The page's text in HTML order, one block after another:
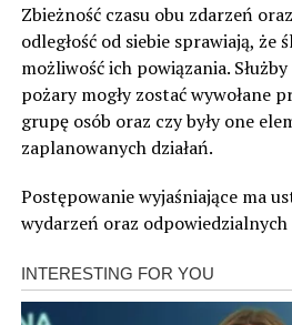
Zbieżność czasu obu zdarzeń
odległość od siebie sprawiają, że
możliwość ich powiązania.
pożary mogły zostać wywołane
grupę osób oraz czy były one
zaplanowanych działań.
Postępowanie wyjaśniające ma
wydarzeń oraz